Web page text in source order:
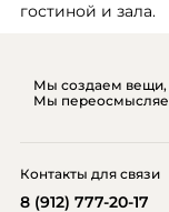
гостиной и зала.
Мы создаем вещи,
Мы
Контакты для связи
8 (912) 777-20-17